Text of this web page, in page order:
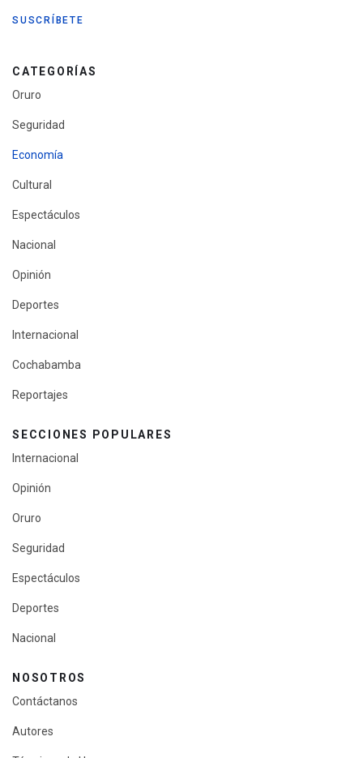
CATEGORÍAS
Oruro
Seguridad
Economía
Cultural
Espectáculos
Nacional
Opinión
Deportes
Internacional
Cochabamba
Reportajes
SECCIONES POPULARES
Internacional
Opinión
Oruro
Seguridad
Espectáculos
Deportes
Nacional
NOSOTROS
Contáctanos
Autores